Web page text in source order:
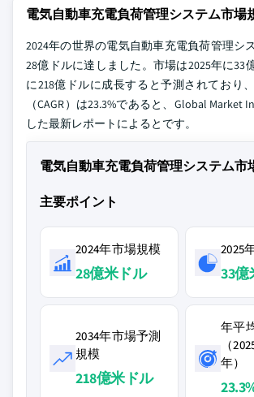
電気自動車充電負荷管理システム市場
2024年の世界の電気自動車充電負荷管理シ
28億ドルに達しました。市場は2025年に33
に218億ドルに成長すると予測されており
（CAGR）は23.3%であると、Global Market
した最新レポートによるとです。
電気自動車充電負荷管理システム市
主要ポイント
2024年市場規模
28億米ドル
2025
33億
2034年市場予測
規模
218億米ドル
年平
（
年）